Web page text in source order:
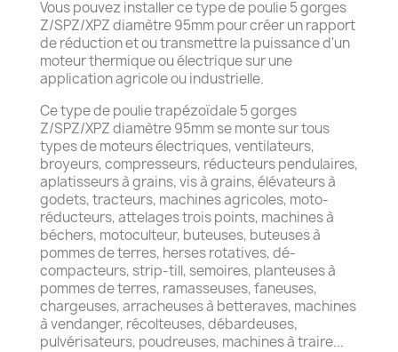
Vous pouvez installer ce type de poulie 5 gorges
Z/SPZ/XPZ diamètre 95mm pour créer un rapport
de réduction et ou transmettre la puissance d'un
moteur thermique ou électrique sur une
application agricole ou industrielle.
Ce type de poulie trapézoïdale 5 gorges
Z/SPZ/XPZ diamètre 95mm se monte sur tous
types de moteurs électriques, ventilateurs,
broyeurs, compresseurs, réducteurs pendulaires,
aplatisseurs à grains, vis à grains, élévateurs à
godets, tracteurs, machines agricoles, moto-
réducteurs, attelages trois points, machines à
béchers, motoculteur, buteuses, buteuses à
pommes de terres, herses rotatives, dé-
compacteurs, strip-till, semoires, planteuses à
pommes de terres, ramasseuses, faneuses,
chargeuses, arracheuses à betteraves, machines
à vendanger, récolteuses, débardeuses,
pulvérisateurs, poudreuses, machines à traire...